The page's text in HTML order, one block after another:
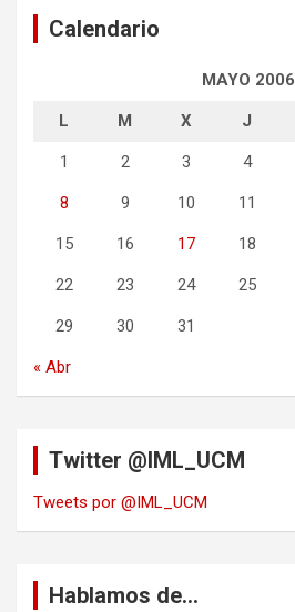
Calendario
MAYO 2006
L M X J
1 2 3 4
8 9 10 11
15 16 17 18
22 23 24 25
29 30 31
« Abr
Twitter @IML_UCM
Tweets por @IML_UCM
Hablamos de…